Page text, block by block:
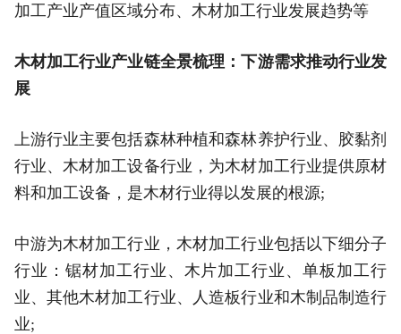
加工产业产值区域分布、木材加工行业发展趋势等
木材加工行业产业链全景梳理：下游需求推动行业发
展
上游行业主要包括森林种植和森林养护行业、胶黏剂
行业、木材加工设备行业，为木材加工行业提供原材
料和加工设备，是木材行业得以发展的根源;
中游为木材加工行业，木材加工行业包括以下细分子
行业：锯材加工行业、木片加工行业、单板加工行
业、其他木材加工行业、人造板行业和木制品制造行
业;